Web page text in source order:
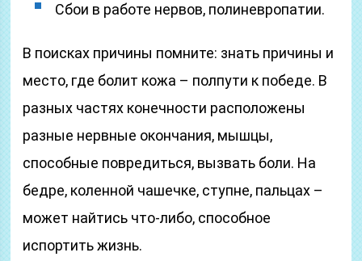
Сбои в работе нервов, полиневропатии.
В поисках причины помните: знать причины и
место, где болит кожа – полпути к победе. В
разных частях конечности расположены
разные нервные окончания, мышцы,
способные повредиться, вызвать боли. На
бедре, коленной чашечке, ступне, пальцах –
может найтись что-либо, способное
испортить жизнь.